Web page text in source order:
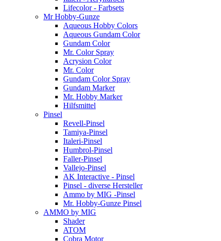
Lifecolor - Farbsets
Mr Hobby-Gunze
Aqueous Hobby Colors
Aqueous Gundam Color
Gundam Color
Mr. Color Spray
Acrysion Color
Mr. Color
Gundam Color Spray
Gundam Marker
Mr. Hobby Marker
Hilfsmittel
Pinsel
Revell-Pinsel
Tamiya-Pinsel
Italeri-Pinsel
Humbrol-Pinsel
Faller-Pinsel
Vallejo-Pinsel
AK Interactive - Pinsel
Pinsel - diverse Hersteller
Ammo by MIG -Pinsel
Mr. Hobby-Gunze Pinsel
AMMO by MIG
Shader
ATOM
Cobra Motor